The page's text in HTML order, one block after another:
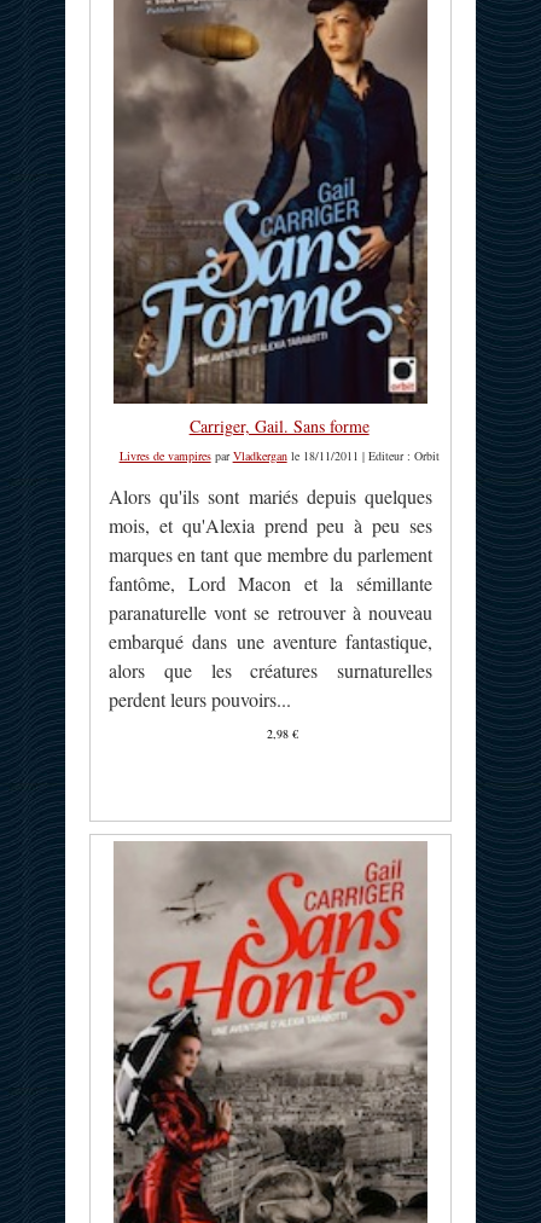
Carriger, Gail. Sans forme
Livres de vampiresparVladkerganle 18/11/2011 | Editeur : Orbit
Alors qu'ils sont mariés depuis quelques
mois, et qu'Alexia prend peu à peu ses
marques en tant que membre du parlement
fantôme, Lord Macon et la sémillante
paranaturelle vont se retrouver à nouveau
embarqué dans une aventure fantastique,
alors que les créatures surnaturelles
perdent leurs pouvoirs...
2,98 €